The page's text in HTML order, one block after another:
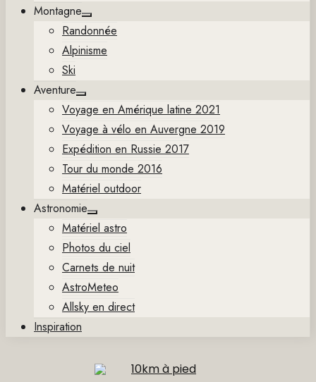
Montagne
Show
sub
menu
Randonnée
Alpinisme
Ski
Aventure
Show
sub
menu
Voyage en Amérique latine 2021
Voyage à vélo en Auvergne 2019
Expédition en Russie 2017
Tour du monde 2016
Matériel outdoor
Astronomie
Show
sub
menu
Matériel astro
Photos du ciel
Carnets de nuit
AstroMeteo
Allsky en direct
Inspiration